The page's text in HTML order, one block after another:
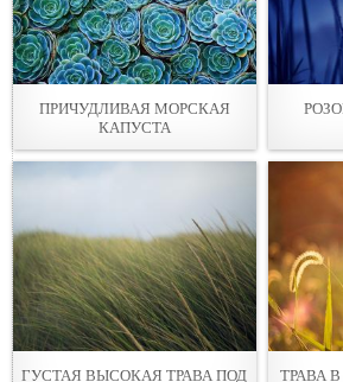
ПРИЧУДЛИВАЯ МОРСКАЯ
КАПУСТА
ГУСТАЯ ВЫСОКАЯ ТРАВА ПОД
ТРАВА